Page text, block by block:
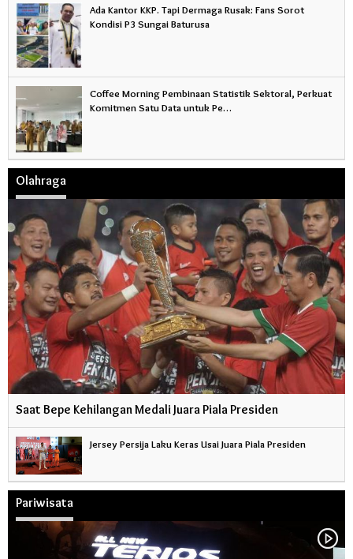
Ada Kantor KKP. Tapi Dermaga Rusak: Fans Sorot
Kondisi P3 Sungai Baturusa
Coffee Morning Pembinaan Statistik Sektoral, Perkuat
Komitmen Satu Data untuk Pe…
Olahraga
Saat Bepe Kehilangan Medali Juara Piala Presiden
Jersey Persija Laku Keras Usai Juara Piala Presiden
Pariwisata